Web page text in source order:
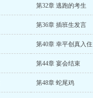
第32章 逃跑的考生
第36章 插班生发言
第40章 幸平创真入住
第44章 宴会结束
第48章 蛇尾鸡